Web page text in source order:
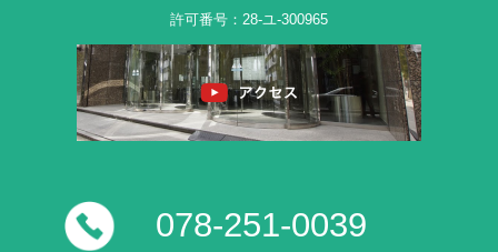
許可番号：28-ユ-300965
078-251-0039